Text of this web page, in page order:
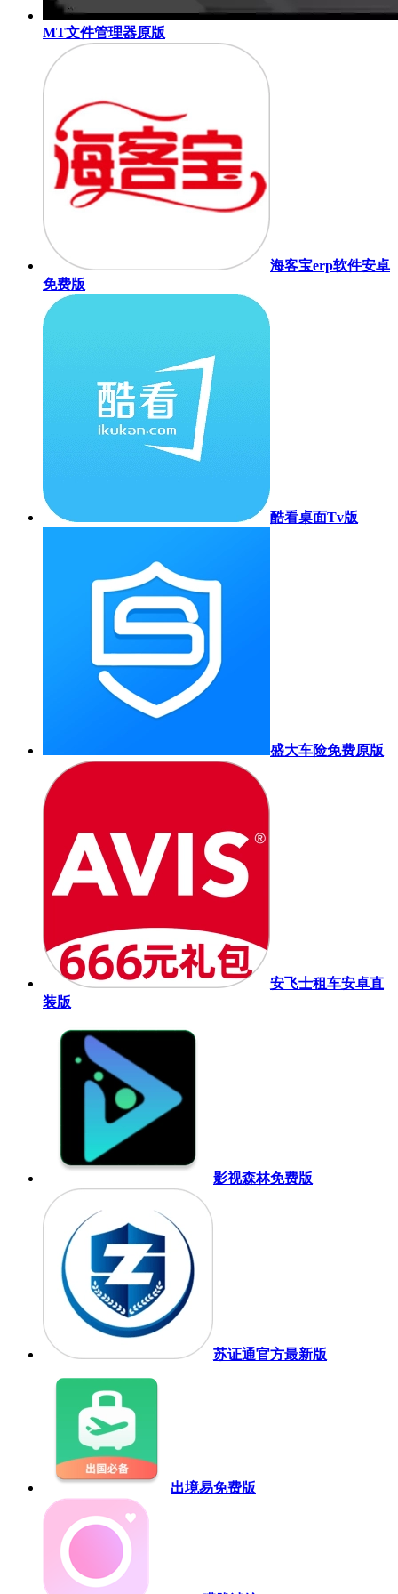
MT文件管理器原版
海客宝erp软件安卓
免费版
酷看桌面Tv版
盛大车险免费原版
安飞士租车安卓直
装版
影视森林免费版
苏证通官方最新版
出境易免费版